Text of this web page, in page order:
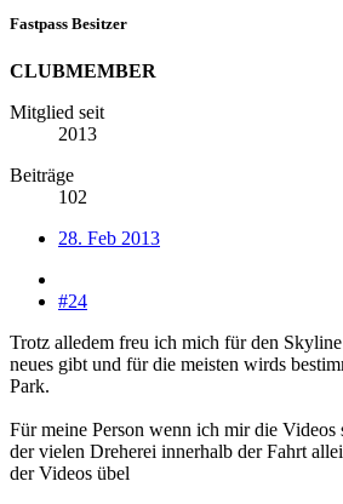
Fastpass Besitzer
CLUBMEMBER
Mitglied seit
2013
Beiträge
102
28. Feb 2013
#24
Trotz alledem freu ich mich für den
neues gibt und für die meisten wirds
Park.
Für meine Person wenn ich mir die Videos
der vielen Dreherei innerhalb der Fahrt
der Videos übel